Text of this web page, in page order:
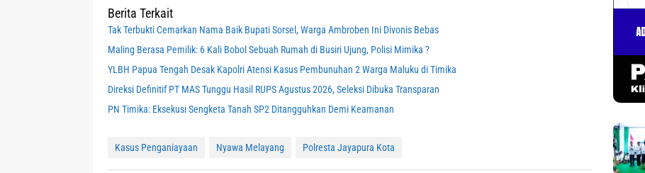
Berita Terkait
Tak Terbukti Cemarkan Nama Baik Bupati Sorsel, Warga Ambroben Ini Divonis Bebas
Maling Berasa Pemilik: 6 Kali Bobol Sebuah Rumah di Busiri Ujung, Polisi Mimika ?
YLBH Papua Tengah Desak Kapolri Atensi Kasus Pembunuhan 2 Warga Maluku di Timika
Direksi Definitif PT MAS Tunggu Hasil RUPS Agustus 2026, Seleksi Dibuka Transparan
PN Timika: Eksekusi Sengketa Tanah SP2 Ditangguhkan Demi Keamanan
Kasus Penganiayaan Nyawa Melayang Polresta Jayapura Kota